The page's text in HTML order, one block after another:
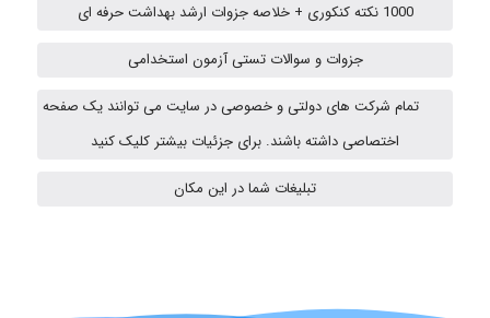
1000 نکته کنکوری + خلاصه جزوات ارشد بهداشت حرفه ای
جزوات و سوالات تستی آزمون استخدامی
تمام شرکت های دولتی و خصوصی در سایت می توانند یک صفحه
اختصاصی داشته باشند. برای جزئیات بیشتر کلیک کنید
تبلیغات شما در این مکان